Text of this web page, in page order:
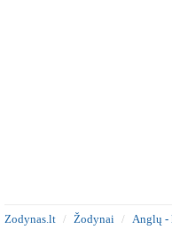
Zodynas.lt Žodynai Anglų -